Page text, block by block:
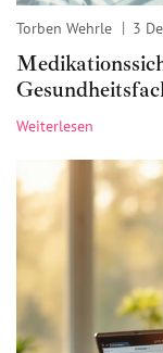
Torben Wehrle 3
Schulungen 2025
Weiterlesen